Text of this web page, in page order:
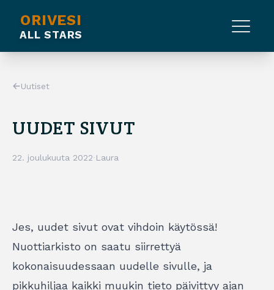
ORIVESI
ALL STARS
Uutiset
UUDET SIVUT
22. joulukuuta 2022· Laura
Jes, uudet sivut ovat vihdoin käytössä!
Nuottiarkisto on saatu siirrettyä
kokonaisuudessaan uudelle sivulle, ja
pikkuhiljaa kaikki muukin tieto päivittyy ajan